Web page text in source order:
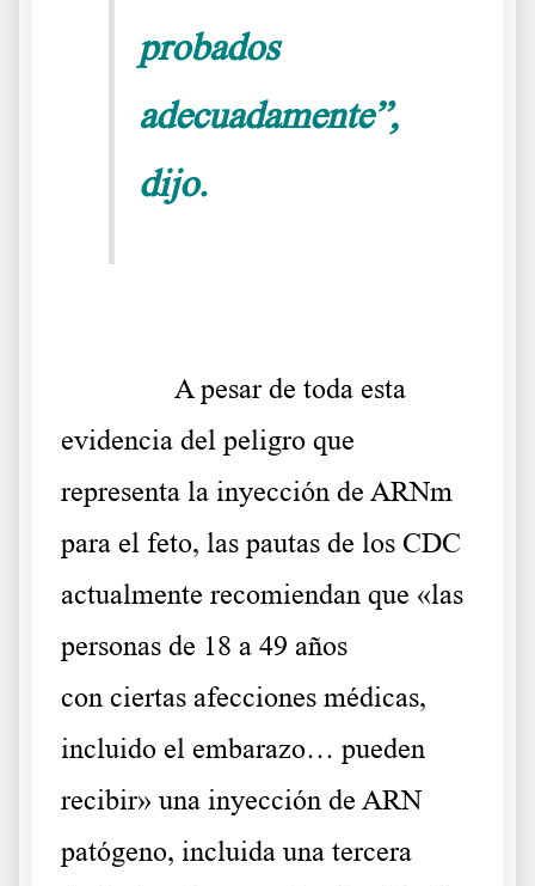
probados
adecuadamente”,
dijo.
A pesar de toda esta
evidencia del peligro que
representa la inyección de ARNm
para el feto, las pautas de los CDC
actualmente recomiendan que «las
personas de 18 a 49 años
con ciertas afecciones médicas,
incluido el embarazo… pueden
recibir» una inyección de ARN
patógeno, incluida una tercera